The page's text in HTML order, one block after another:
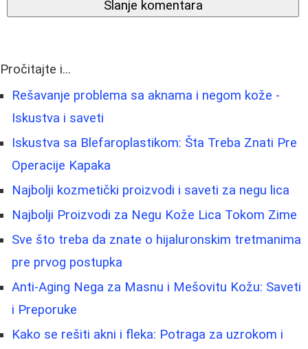
Slanje komentara
Pročitajte i...
Rešavanje problema sa aknama i negom kože -
Iskustva i saveti
Iskustva sa Blefaroplastikom: Šta Treba Znati Pre
Operacije Kapaka
Najbolji kozmetički proizvodi i saveti za negu lica
Najbolji Proizvodi za Negu Kože Lica Tokom Zime
Sve što treba da znate o hijaluronskim tretmanima
pre prvog postupka
Anti-Aging Nega za Masnu i Mešovitu Kožu: Saveti
i Preporuke
Kako se rešiti akni i fleka: Potraga za uzrokom i